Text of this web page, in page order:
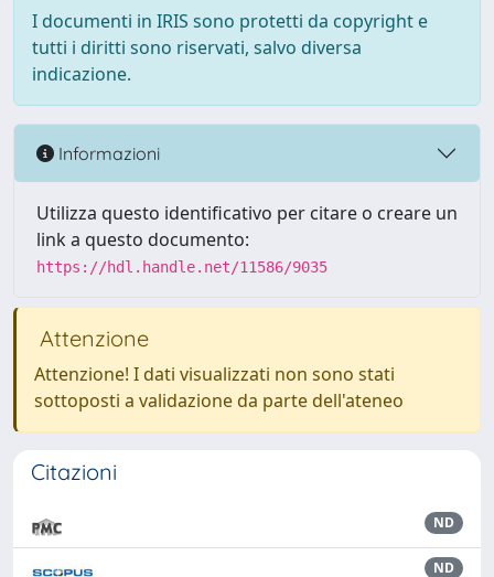
I documenti in IRIS sono protetti da copyright e
tutti i diritti sono riservati, salvo diversa
indicazione.
Informazioni
Utilizza questo identificativo per citare o creare un
link a questo documento:
https://hdl.handle.net/11586/9035
Attenzione
Attenzione! I dati visualizzati non sono stati
sottoposti a validazione da parte dell'ateneo
Citazioni
ND
ND